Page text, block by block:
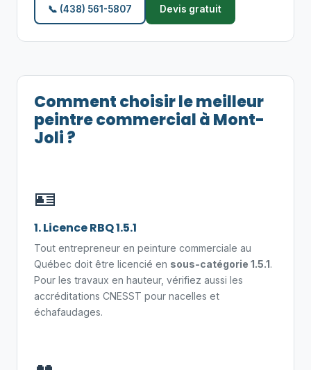
📞 (438) 561-5807 Devis gratuit
Comment choisir le meilleur
peintre commercial à Mont-
Joli ?
🪪
1. Licence RBQ 1.5.1
Tout entrepreneur en peinture commerciale au
Québec doit être licencié en sous-catégorie 1.5.1.
Pour les travaux en hauteur, vérifiez aussi les
accréditations CNESST pour nacelles et
échafaudages.